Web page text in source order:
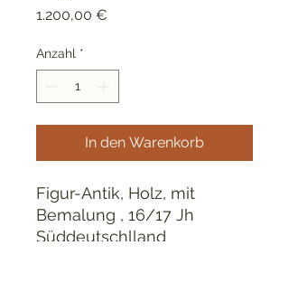
1.200,00 €
Anzahl *
In den Warenkorb
Figur-Antik, Holz, mit
Bemalung , 16/17 Jh
Süddeutschlland